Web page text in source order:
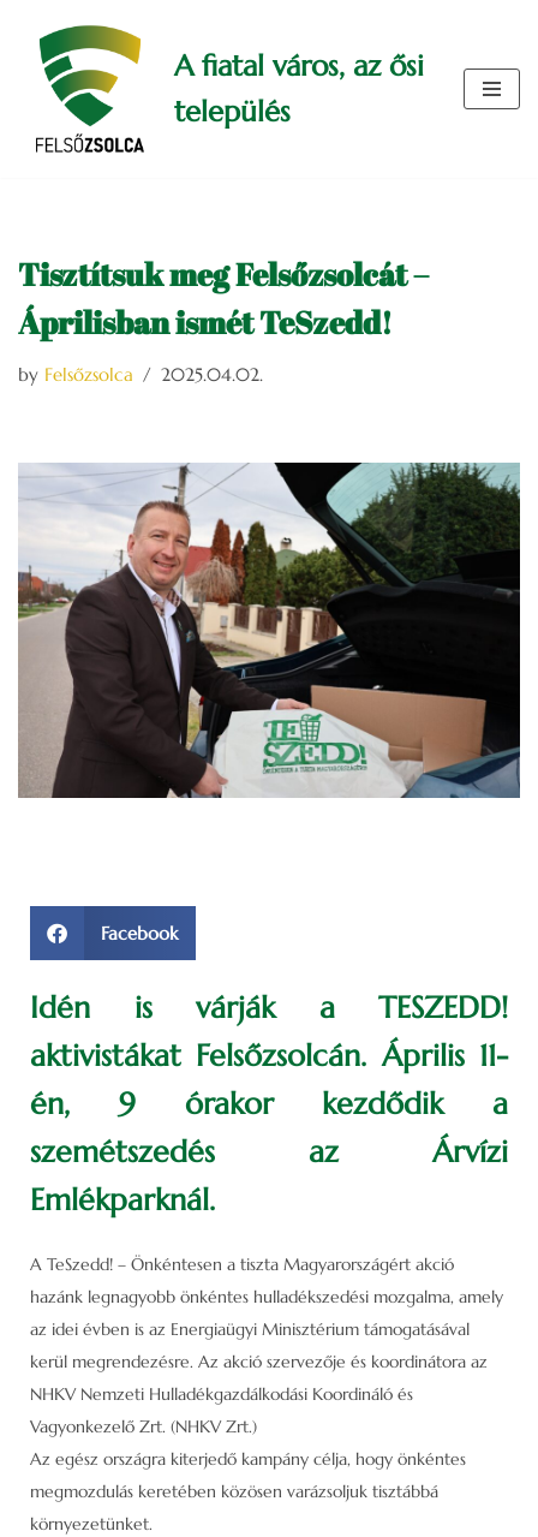
Skip
content
A fiatal város, az ősi
település
Tisztítsuk meg Felsőzsolcát –
Áprilisban ismét TeSzedd!
by Felsőzsolca 2025.04.02.
Facebook
Idén is várják a TESZEDD!
aktivistákat Felsőzsolcán. Április 11-
én, 9 órakor kezdődik a
szemétszedés az Árvízi
Emlékparknál.
A TeSzedd! – Önkéntesen a tiszta Magyarországért akció
hazánk legnagyobb önkéntes hulladékszedési mozgalma, amely
az idei évben is az Energiaügyi Minisztérium támogatásával
kerül megrendezésre. Az akció szervezője és koordinátora az
NHKV Nemzeti Hulladékgazdálkodási Koordináló és
Vagyonkezelő Zrt. (NHKV Zrt.)
Az egész országra kiterjedő kampány célja, hogy önkéntes
megmozdulás keretében közösen varázsoljuk tisztábbá
környezetünket.